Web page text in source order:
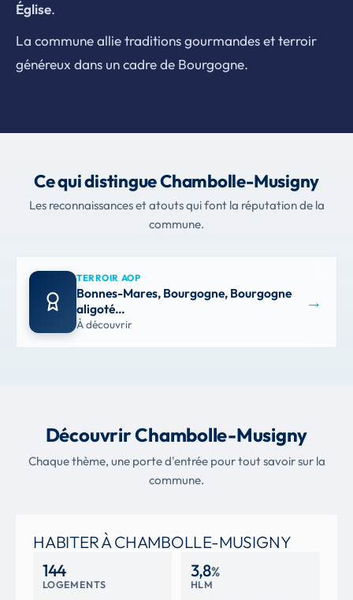
Église.
La commune allie traditions gourmandes et terroir
généreux dans un cadre de Bourgogne.
Ce qui distingue Chambolle-Musigny
Les reconnaissances et atouts qui font la réputation de la
commune.
TERROIR AOP
Bonnes-Mares, Bourgogne, Bourgogne
aligoté…
À découvrir
→
Découvrir Chambolle-Musigny
Chaque thème, une porte d'entrée pour tout savoir sur la
commune.
HABITER À CHAMBOLLE-MUSIGNY
144
LOGEMENTS
3,8%
HLM